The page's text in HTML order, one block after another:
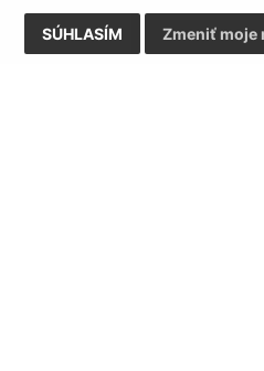
SÚHLASÍM Zmeniť moje